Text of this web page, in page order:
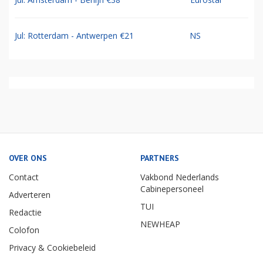
Jul: Rotterdam - Antwerpen €21 NS
OVER ONS
Contact
Adverteren
Redactie
Colofon
Privacy & Cookiebeleid
PARTNERS
Vakbond Nederlands
Cabinepersoneel
TUI
NEWHEAP